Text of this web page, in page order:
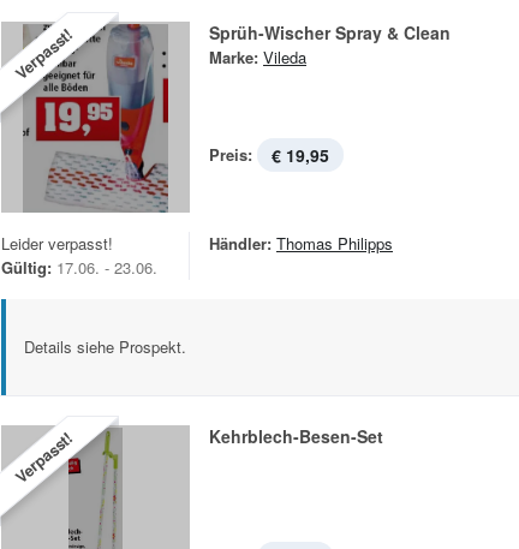
Verpasst! Sprüh-Wischer Spray & Clean
Marke: Vileda
Preis: € 19,95
Leider verpasst!
Gültig: 17.06. - 23.06.
Händler: Thomas Philipps
Details siehe Prospekt.
Verpasst! Kehrblech-Besen-Set